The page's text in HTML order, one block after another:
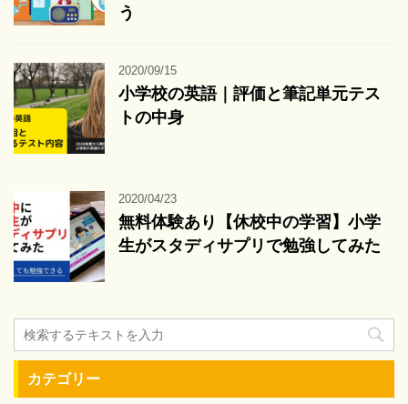
う
2020/09/15
小学校の英語｜評価と筆記単元テス
トの中身
2020/04/23
無料体験あり【休校中の学習】小学
生がスタディサプリで勉強してみた
カテゴリー